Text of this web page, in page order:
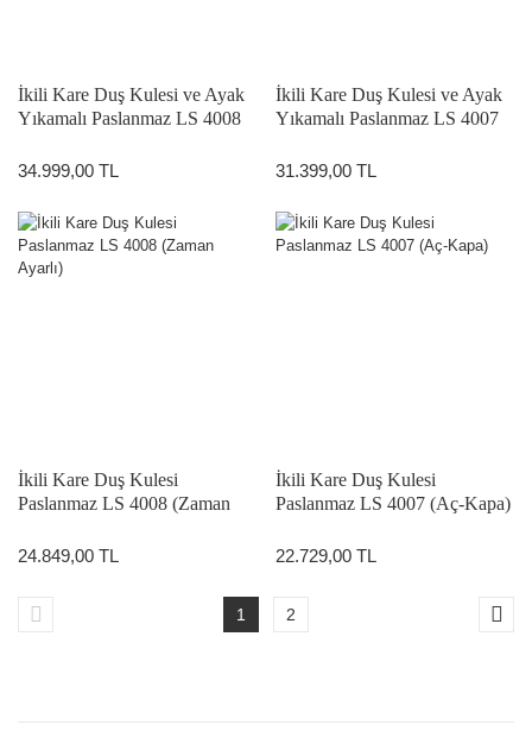
İkili Kare Duş Kulesi ve Ayak
Yıkamalı Paslanmaz LS 4008
Yıkamalı)
34.999,00 TL
İkili Kare Duş Kulesi ve Ayak
Yıkamalı Paslanmaz LS 4007
31.399,00 TL
İkili Kare Duş Kulesi
Paslanmaz LS 4008 (Zaman
24.849,00 TL
İkili Kare Duş Kulesi
Paslanmaz LS 4007 (Aç-Kapa)
22.729,00 TL
1 2